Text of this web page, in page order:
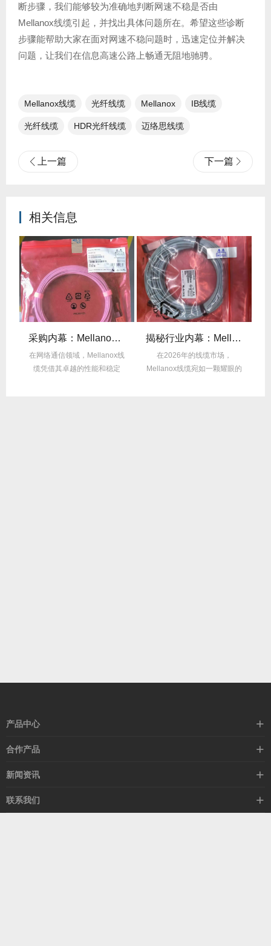
断步骤，我们能够较为准确地判断网速不稳是否由
Mellanox线缆引起，并找出具体问题所在。希望这些诊断
步骤能帮助大家在面对网速不稳问题时，迅速定位并解决
问题，让我们在信息高速公路上畅通无阻地驰骋。
Mellanox线缆 光纤线缆​ Mellanox IB线缆
光纤线缆 HDR光纤线缆 迈络思线缆
上一篇 下一篇
相关信息
采购内幕：Mellanox线缆验真3步走，假货休想蒙混过关！
在网络通信领域，Mellanox线
缆凭借其卓越的性能和稳定
揭秘行业内幕：Mellanox线缆为何比同类产品耐用3倍？
在2026年的线缆市场，
Mellanox线缆宛如一颗耀眼的
产品中心
高速线缆
以太网交换机
合作产品
希捷硬盘
新闻资讯
行业动态
技术视角
联系我们